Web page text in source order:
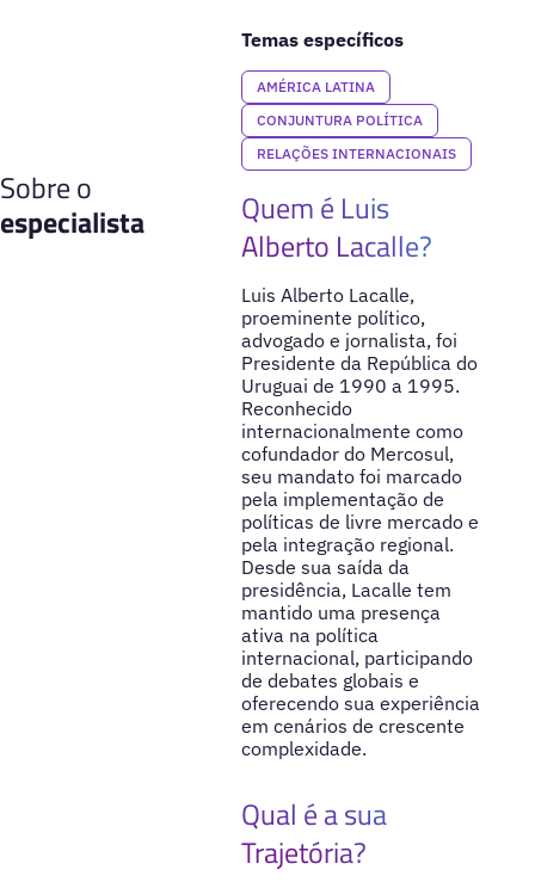
Temas específicos
AMÉRICA LATINA
CONJUNTURA POLÍTICA
RELAÇÕES INTERNACIONAIS
Sobre o
especialista
Quem é Luis
Alberto Lacalle?
Luis Alberto Lacalle,
proeminente político,
advogado e jornalista, foi
Presidente da República do
Uruguai de 1990 a 1995.
Reconhecido
internacionalmente como
cofundador do Mercosul,
seu mandato foi marcado
pela implementação de
políticas de livre mercado e
pela integração regional.
Desde sua saída da
presidência, Lacalle tem
mantido uma presença
ativa na política
internacional, participando
de debates globais e
oferecendo sua experiência
em cenários de crescente
complexidade.
Qual é a sua
Trajetória?